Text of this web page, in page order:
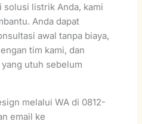
solusi listrik Anda, kami
Anda dapat
awal tanpa biaya,
tim kami, dan
utuh sebelum
melalui WA di 0812-
email ke